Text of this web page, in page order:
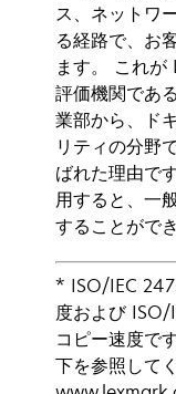
ス、ネットワ
る経路で、お
ます。 これ
評価機関であ
業部から、ド
リティの分野
ばれた理由で
用すると、一
することができ
* ISO/IEC
度および ISO/
コピー速度で
下を参照して